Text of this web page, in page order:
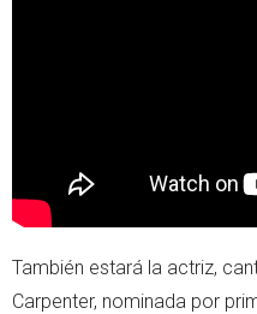
También estará la actriz,
Carpenter, nominada por